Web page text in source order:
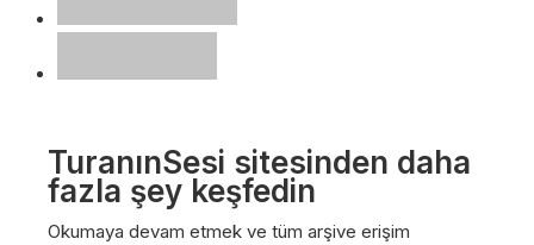
TuranınSesi sitesinden daha
fazla şey keşfedin
Okumaya devam etmek ve tüm arşive erişim